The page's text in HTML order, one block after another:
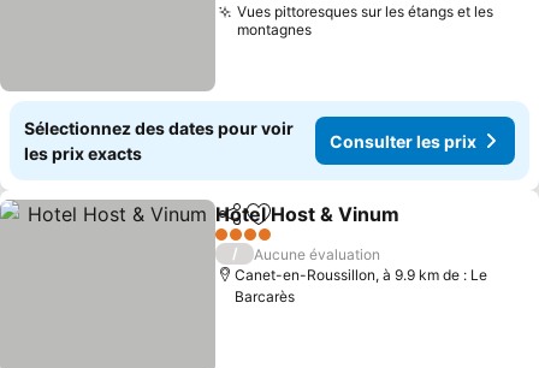
Vues pittoresques sur les étangs et les
montagnes
Sélectionnez des dates pour voir
les prix exacts
Consulter les prix
PartagerAjouter à mes favoris
Hotel Host & Vinum
4 Étoiles
/
Aucune évaluation
Canet-en-Roussillon, à 9.9 km de : Le
Barcarès